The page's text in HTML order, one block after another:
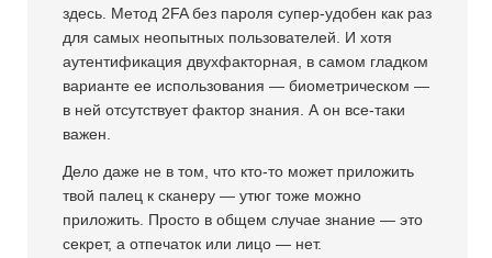
здесь. Метод 2FA без пароля супер-удобен как раз
для самых неопытных пользователей. И хотя
аутентификация двухфакторная, в самом гладком
варианте ее использования — биометрическом —
в ней отсутствует фактор знания. А он все-таки
важен.
Дело даже не в том, что кто-то может приложить
твой палец к сканеру — утюг тоже можно
приложить. Просто в общем случае знание — это
секрет, а отпечаток или лицо — нет.